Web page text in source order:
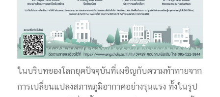
ในบริบทของโลกยุคปัจจุบันที่เผชิญกับความท้าทายจาก
การเปลี่ยนแปลงสภาพภูมิอากาศอย่างรุนแรง ทั้งในรูป